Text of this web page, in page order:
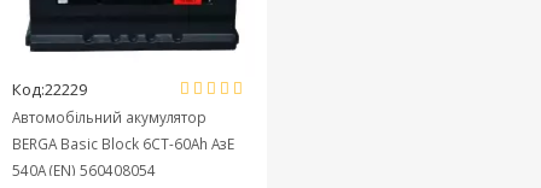
Код:22229
Автомобільний акумулятор
BERGA Basic Block 6СТ-60Ah АзЕ
540A (EN) 560408054